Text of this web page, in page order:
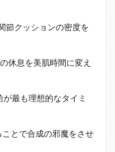
節クッションの密度を
休息を美肌時間に変え
最も理想的なタイミ
とで合成の邪魔をさせ